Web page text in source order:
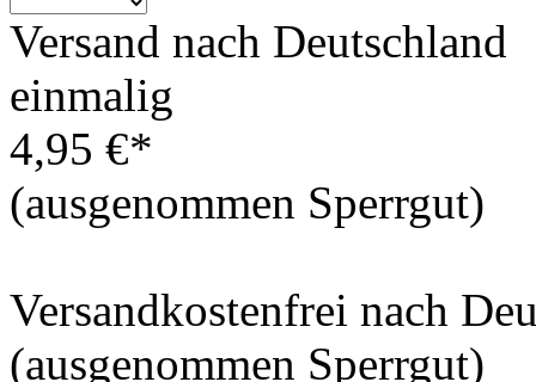
Versand nach Deutschland
einmalig
4,95 €*
(ausgenommen Sperrgut)
Versandkostenfrei nach
(ausgenommen Sperrgut)